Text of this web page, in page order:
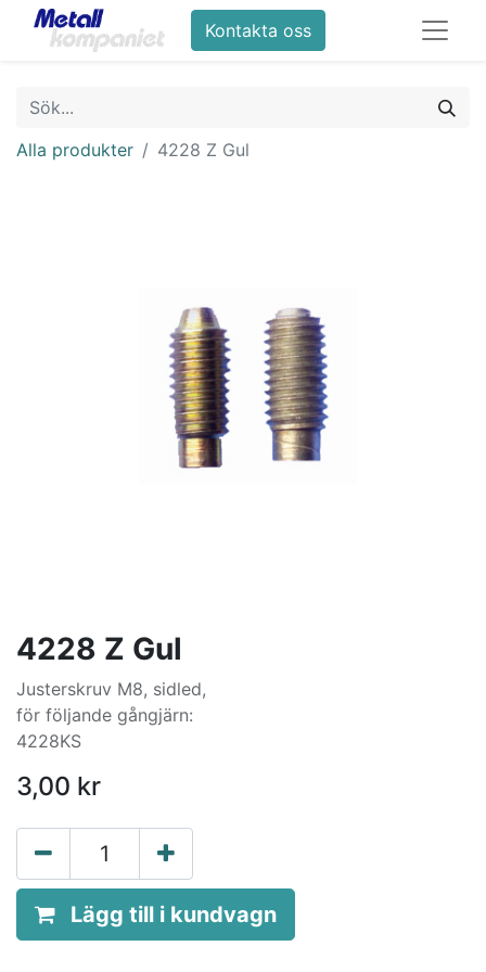
Kontakta oss
Alla produkter 4228 Z Gul
4228 Z Gul
Justerskruv M8, sidled,
för följande gångjärn:
4228KS
3,00 kr
Lägg till i kundvagn